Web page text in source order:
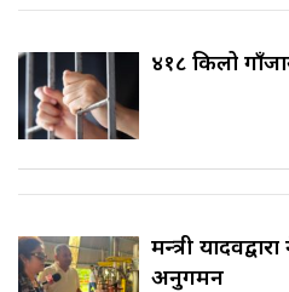
४१८ किलो
मन्त्री
अनुगमन